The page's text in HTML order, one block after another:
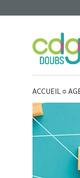
ACCUEIL○